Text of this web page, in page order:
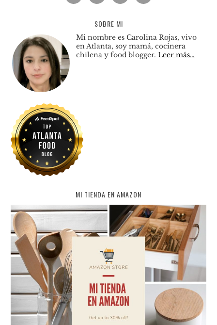
SOBRE MI
Mi nombre es Carolina Rojas, vivo
en Atlanta, soy mamá, cocinera
chilena y food blogger.Leer más…
MI TIENDA EN AMAZON